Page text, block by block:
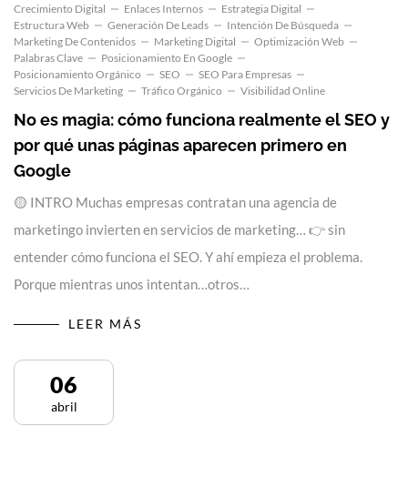
Crecimiento Digital
Enlaces Internos
Estrategia Digital
Estructura Web
Generación De Leads
Intención De Búsqueda
Marketing De Contenidos
Marketing Digital
Optimización Web
Palabras Clave
Posicionamiento En Google
Posicionamiento Orgánico
SEO
SEO Para Empresas
Servicios De Marketing
Tráfico Orgánico Visibilidad Online
No es magia: cómo funciona realmente el SEO y
por qué unas páginas aparecen primero en
Google
🟡 INTRO Muchas empresas contratan una agencia de
marketingo invierten en servicios de marketing… 👉 sin
entender cómo funciona el SEO. Y ahí empieza el problema.
Porque mientras unos intentan…otros…
LEER MÁS
06
abril